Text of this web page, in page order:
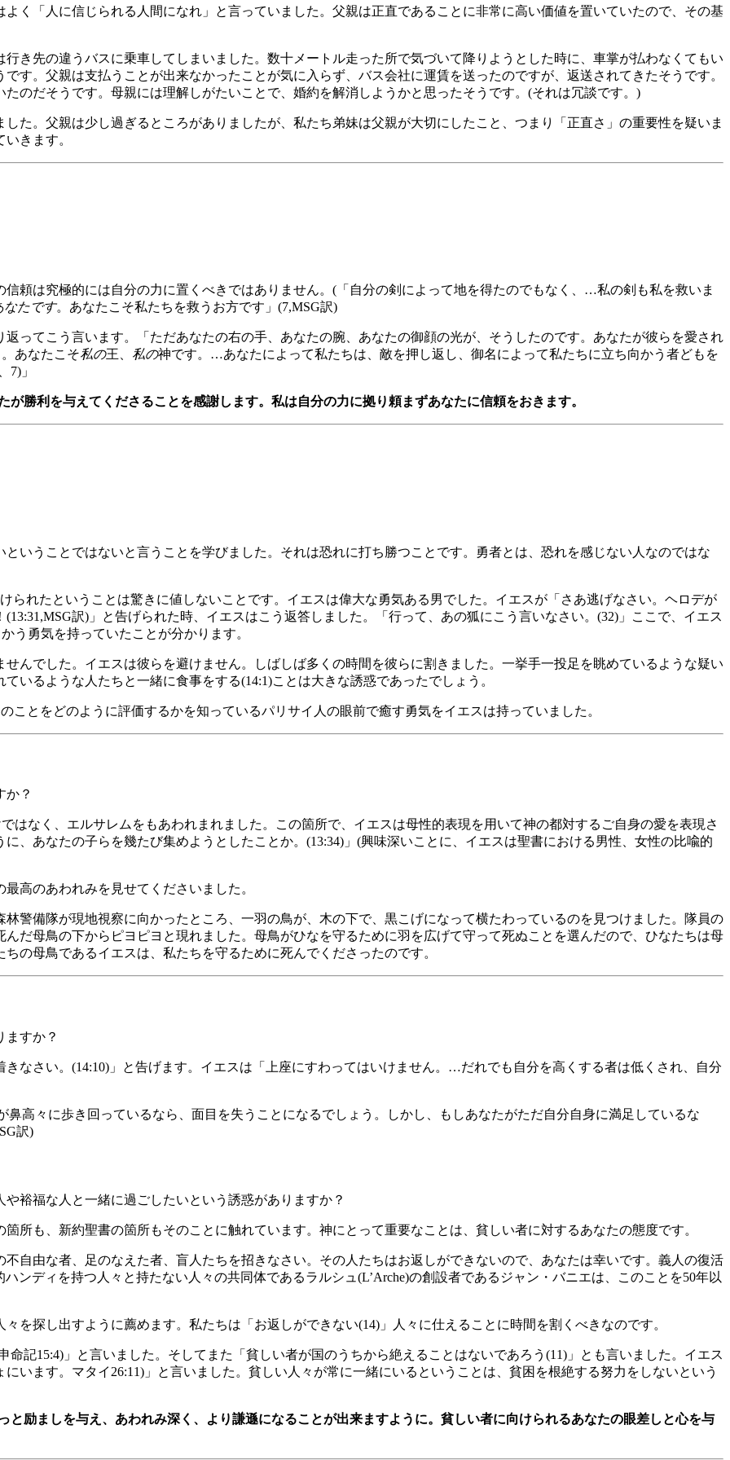
く「人に信じられる人間になれ」と言っていました。父親は正直であることに非常に高い価値を置いていたので、その基
き先の違うバスに乗車してしまいました。数十メートル走った所で気づいて降りようとした時に、車掌が払わなくてもい
す。父親は支払うことが出来なかったことが気に入らず、バス会社に運賃を送ったのですが、返送されてきたそうです。
のだそうです。母親には理解しがたいことで、婚約を解消しようかと思ったそうです。(それは冗談です。)
た。父親は少し過ぎるところがありましたが、私たち弟妹は父親が大切にしたこと、つまり「正直さ」の重要性を疑いま
きます。
頼は究極的には自分の力に置くべきではありません。(「自分の剣によって地を得たのでもなく、…私の剣も私を救いま
なたです。あなたこそ私たちを救うお方です」(7,MSG訳)
ってこう言います。「ただあなたの右の手、あなたの腕、あなたの御顔の光が、そうしたのです。あなたが彼らを愛され
あなたこそ私の王、 私の神です。…あなたによって私たちは、敵を押し返し、御名によって私たちに立ち向かう者どもを
」
勝利を与えてくださることを感謝します。私は自分の力に拠り頼まずあなたに信頼をおきます。
いうことではないと言うことを学びました。それは恐れに打ち勝つことです。勇者とは、恐れを感じない人なのではな
られたということは驚きに値しないことです。イエスは偉大な勇気ある男でした。イエスが「さあ逃げなさい。ヘロデが
訳)」と告げられた時、イエスはこう返答しました。「行って、あの狐にこう言いなさい。(32)」ここで、イエス
う勇気を持っていたことが分かります。
んでした。イエスは彼らを避けません。しばしば多くの時間を彼らに割きました。一挙手一投足を眺めているような疑い
いるような人たちと一緒に食事をする(14:1)ことは大きな誘惑であったでしょう。
ことをどのように評価するかを知っているパリサイ人の眼前で癒す勇気をイエスは持っていました。
か？
はなく、エルサレムをもあわれまれました。この箇所で、イエスは母性的表現を用いて神の都対するご自身の愛を表現さ
、あなたの子らを幾たび集めようとしたことか。(13:34)」(興味深いことに、イエスは聖書における男性、女性の比喩的
高のあわれみを見せてくださいました。
警備隊が現地視察に向かったところ、一羽の鳥が、木の下で、黒こげになって横たわっているのを見つけました。隊員の
だ母鳥の下からピヨピヨと現れました。母鳥がひなを守るために羽を広げて守って死ぬことを選んだので、ひなたちは母
の母鳥であるイエスは、私たちを守るために死んでくださったのです。
ますか？
なさい。(14:10)」と告げます。イエスは「上座にすわってはいけません。…だれでも自分を高くする者は低くされ、自分
高々に歩き回っているなら、面目を失うことになるでしょう。しかし、もしあなたがただ自分自身に満足しているな
訳)
裕福な人と一緒に過ごしたいという誘惑がありますか？
所も、新約聖書の箇所もそのことに触れています。神にとって重要なことは、貧しい者に対するあなたの態度です。
自由な者、足のなえた者、盲人たちを招きなさい。その人たちはお返しができないので、あなたは幸いです。義人の復活
ンディを持つ人々と持たない人々の共同体であるラルシュ(L’Arche)の創設者であるジャン・バニエは、このことを50年以
を探し出すように薦めます。私たちは「お返しができない(14)」人々に仕えることに時間を割くべきなのです。
記15:4)」と言いました。そしてまた「貧しい者が国のうちから絶えることはないであろう(11)」とも言いました。イエス
います。マタイ26:11)」と言いました。貧しい人々が常に一緒にいるということは、貧困を根絶する努力をしないという
励ましを与え、あわれみ深く、より謙遜になることが出来ますように。貧しい者に向けられるあなたの眼差しと心を与